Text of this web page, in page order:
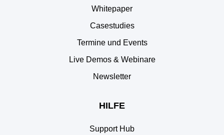
Whitepaper
Casestudies
Termine und Events
Live Demos & Webinare
Newsletter
HILFE
Support Hub